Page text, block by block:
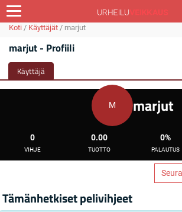
Koti / Käyttäjät / marjut
marjut - Profiili
Käyttäjä
M marjut
0
VIHJE
0.00
TUOTTO
0%
PALAUTUS
Tämänhetkiset pelivihjeet